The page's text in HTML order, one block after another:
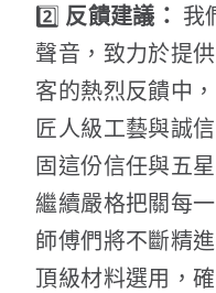
2️⃣ 反饋建議： 我
聲音，致力於提
客的熱烈反饋中
匠人級工藝與誠
固這份信任與五
繼續嚴格把關每
師傅們將不斷精
頂級材料選用，